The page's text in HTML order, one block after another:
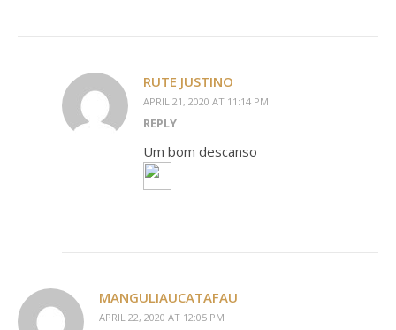
RUTE JUSTINO
APRIL 21, 2020 AT 11:14 PM
REPLY
Um bom descanso
MANGULIAUCATAFAU
APRIL 22, 2020 AT 12:05 PM